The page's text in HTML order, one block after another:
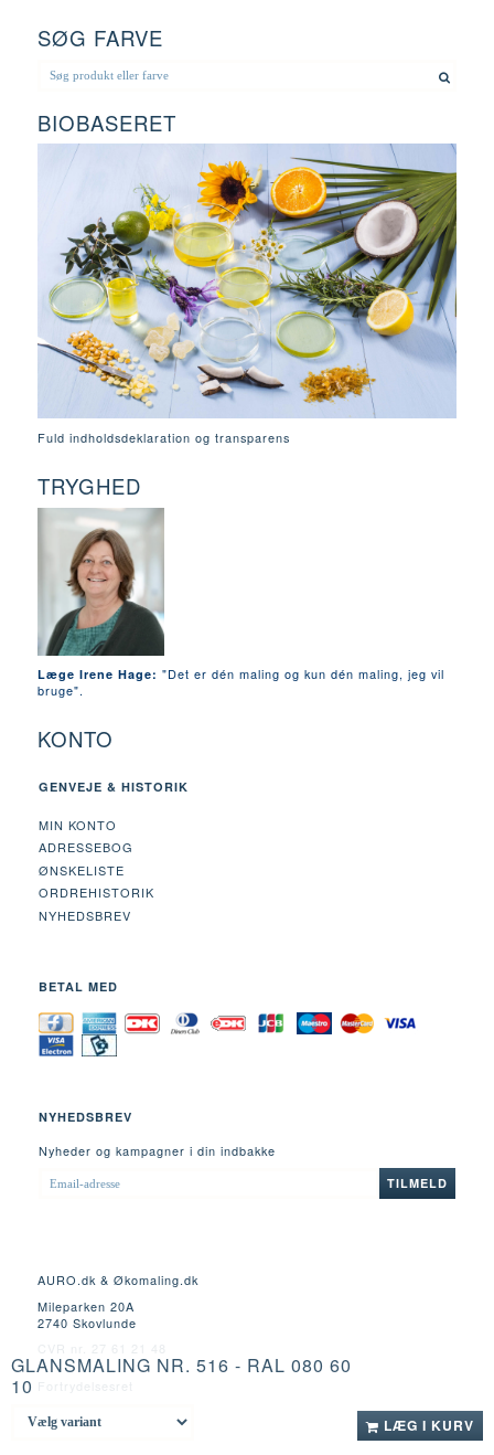
SØG FARVE
BIOBASERET
Fuld indholdsdeklaration og transparens
TRYGHED
Læge Irene Hage: "Det er dén maling og kun dén maling, jeg vil
bruge".
KONTO
GENVEJE & HISTORIK
MIN KONTO
ADRESSEBOG
ØNSKELISTE
ORDREHISTORIK
NYHEDSBREV
BETAL MED
NYHEDSBREV
Nyheder og kampagner i din indbakke
ADRESSE
TILMELD
AURO.dk & Økomaling.dk
Mileparken 20A
2740 Skovlunde
GLANSMALING NR. 516 - RAL 080 60
10
LÆG I KURV